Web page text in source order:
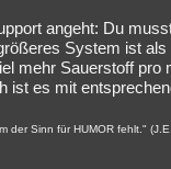
angeht: Du
System ist als
mehr Sauerstoff pro
ist es mit
der Sinn für HUMOR fehlt."